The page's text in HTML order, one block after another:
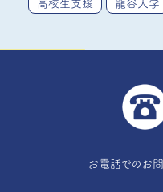
高校生支援 龍谷大学
お電話でのお問